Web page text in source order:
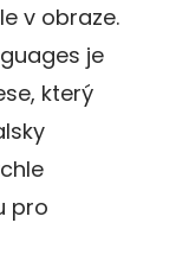
v obraze.
je
který
pro